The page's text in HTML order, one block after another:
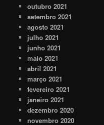
outubro 2021
setembro 2021
agosto 2021
julho 2021
junho 2021
maio 2021
abril 2021
março 2021
fevereiro 2021
janeiro 2021
dezembro 2020
novembro 2020